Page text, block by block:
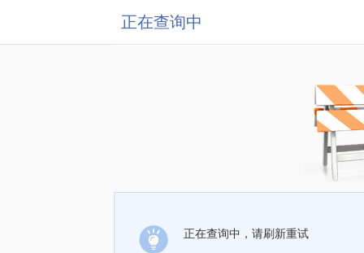
正在查询中
正在查询中，请刷新重试